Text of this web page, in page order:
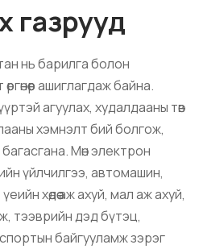
газрууд
нь барилга болон
ашиглагдаж байна.
агуулах, худалдааны төв
хэмнэлт бий болгож,
Мөн электрон
үйлчилгээ, автомашин,
хөдөө аж ахуй, мал аж ахуй,
тээврийн дэд бүтэц,
байгууламж зэрэг